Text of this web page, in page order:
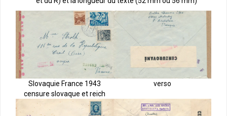
Slovaquie France 1943
censure slovaque et reich
verso